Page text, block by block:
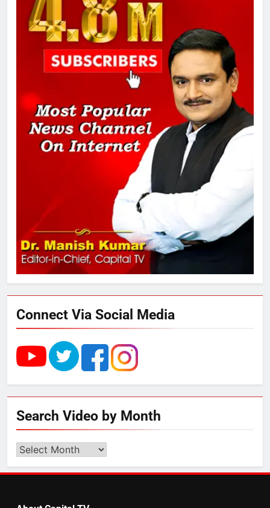
1
SRN अस्पताल का नाम अमर शहीद ठाकुर
रोशन सिंह के नाम पर करने की मांग तेज
अमर शहीद ठाकुर रोशन सिंह के नाम पर
स्वरूप रानी नेहरू चिकित्सालय का
नामकरण करने की मांग को लेकर
अनिश्चितकालीन धरना शुरू
289 एकड़ भूमि पर विकसित होगा कार्बन-
फ्री डेटा सेंटर, हजारों उच्च-कुशल
रोजगार सृजन की संभावना
4
UP में ग्रामीण बिजली आपूर्ति से कृषि,
डेयरी, कुटीर उद्योग और स्वरोजगार को
मिला बढ़ावा
राम की नगरी अयोध्या में आने वाले भक्तों
का स्वागत करेगा लक्ष्मण द्वार
उत्तर प्रदेश में गांवों में बढ़ेंगी सुविधाएं: 67%
बढ़ा पंचायतों का बजट
Connect Via Social Media
Search Video by Month
Search
by